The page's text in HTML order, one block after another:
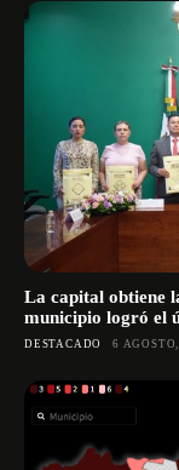
La capital obtiene
municipio logró el
DESTACADO 6